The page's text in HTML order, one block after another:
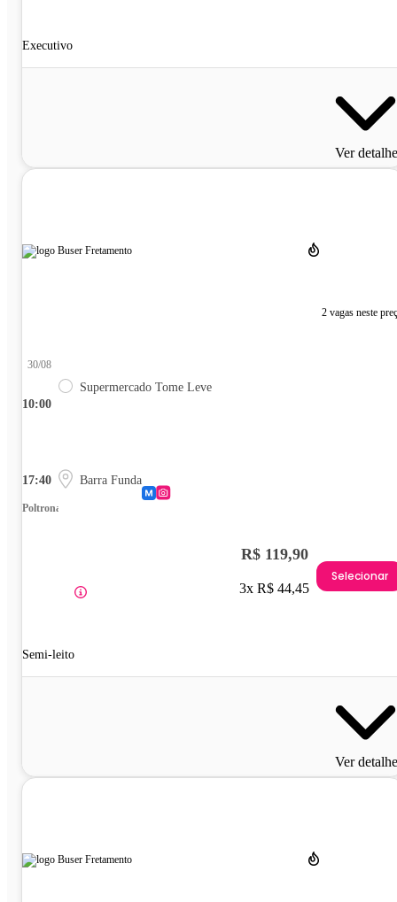
Executivo
Ver
2 vagas neste
10:00
30/08
Supermercado Tome Leve
17:40 Barra Funda
Poltrona
Semi-leito
R$ 119,90
3x R$ 44,45
Selecionar
Ver